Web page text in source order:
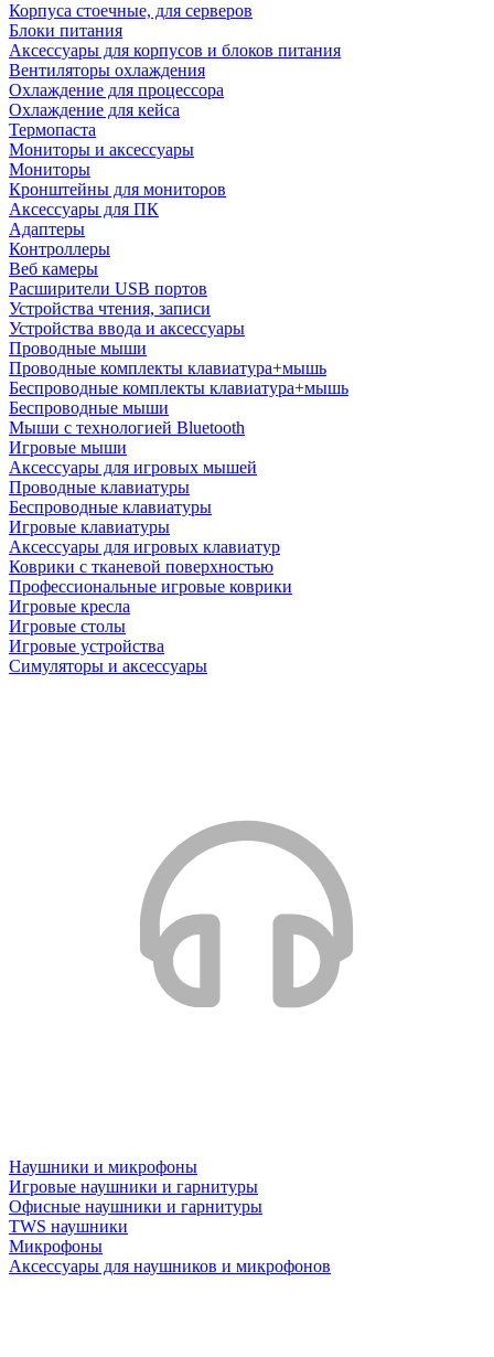
Корпуса стоечные, для серверов
Блоки питания
Аксессуары для корпусов и блоков питания
Вентиляторы охлаждения
Охлаждение для процессора
Охлаждение для кейса
Термопаста
Мониторы и аксессуары
Мониторы
Кронштейны для мониторов
Аксессуары для ПК
Адаптеры
Контроллеры
Веб камеры
Расширители USB портов
Устройства чтения, записи
Устройства ввода и аксессуары
Проводные мыши
Проводные комплекты клавиатура+мышь
Беспроводные комплекты клавиатура+мышь
Беспроводные мыши
Мыши с технологией Bluetooth
Игровые мыши
Аксессуары для игровых мышей
Проводные клавиатуры
Беспроводные клавиатуры
Игровые клавиатуры
Аксессуары для игровых клавиатур
Коврики с тканевой поверхностью
Профессиональные игровые коврики
Игровые кресла
Игровые столы
Игровые устройства
Симуляторы и аксессуары
Наушники и микрофоны
Игровые наушники и гарнитуры
Офисные наушники и гарнитуры
TWS наушники
Микрофоны
Аксессуары для наушников и микрофонов